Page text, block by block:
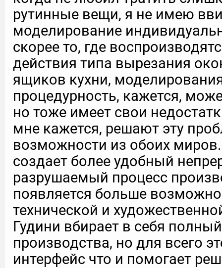
рутинные вещи, я не имею
моделирование
скорее то, где
действия типа вырезания
ящиков кухни,
процедурность, кажется,
но тоже имеет свои
мне кажется, решают эту
возможности из обоих
создает более удобный
разрушаемый процесс
появляется больше
технической и
Гудини вбирает в себя
производства, но для всего
интерфейс что и помогает